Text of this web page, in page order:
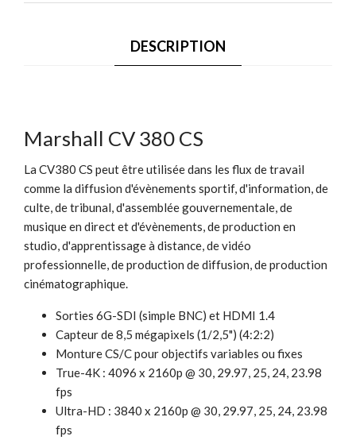
DESCRIPTION
Marshall CV 380 CS
La CV380 CS peut être utilisée dans les flux de travail
comme la diffusion d'évènements sportif, d'information, de
culte, de tribunal, d'assemblée gouvernementale, de
musique en direct et d'évènements, de production en
studio, d'apprentissage à distance, de vidéo
professionnelle, de production de diffusion, de production
cinématographique.
Sorties 6G-SDI (simple BNC) et HDMI 1.4
Capteur de 8,5 mégapixels (1/2,5") (4:2:2)
Monture CS/C pour objectifs variables ou fixes
True-4K : 4096 x 2160p @ 30, 29.97, 25, 24, 23.98
fps
Ultra-HD : 3840 x 2160p @ 30, 29.97, 25, 24, 23.98
fps